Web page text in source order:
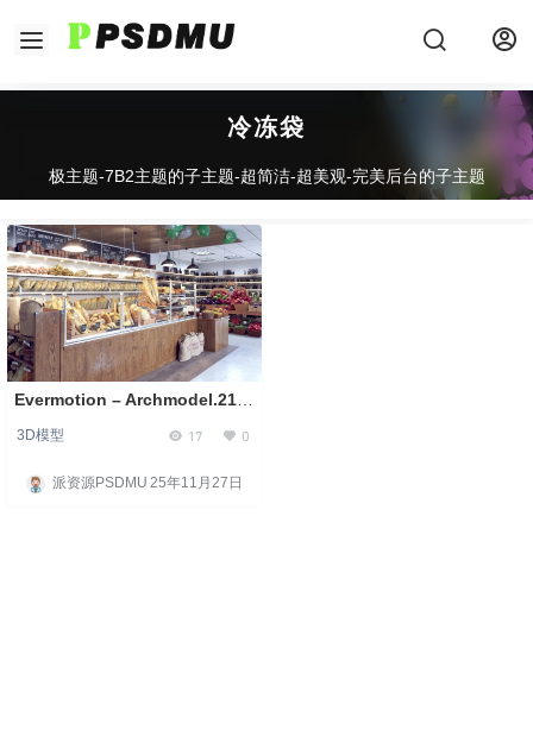
冷冻袋
极主题-7B2主题的子主题-超简洁-超美观-完美后台的子主题
Evermotion – Archmodel.216
商店道具 3D 模型
3D模型 17 0
派资源PSDMU 25年11月27日